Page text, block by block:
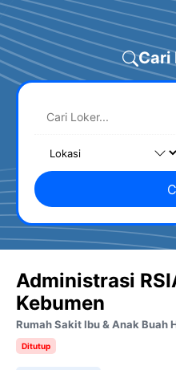
Cari
Administrasi
Kebumen
Rumah Sakit Ibu & Anak Buah
Ditutup